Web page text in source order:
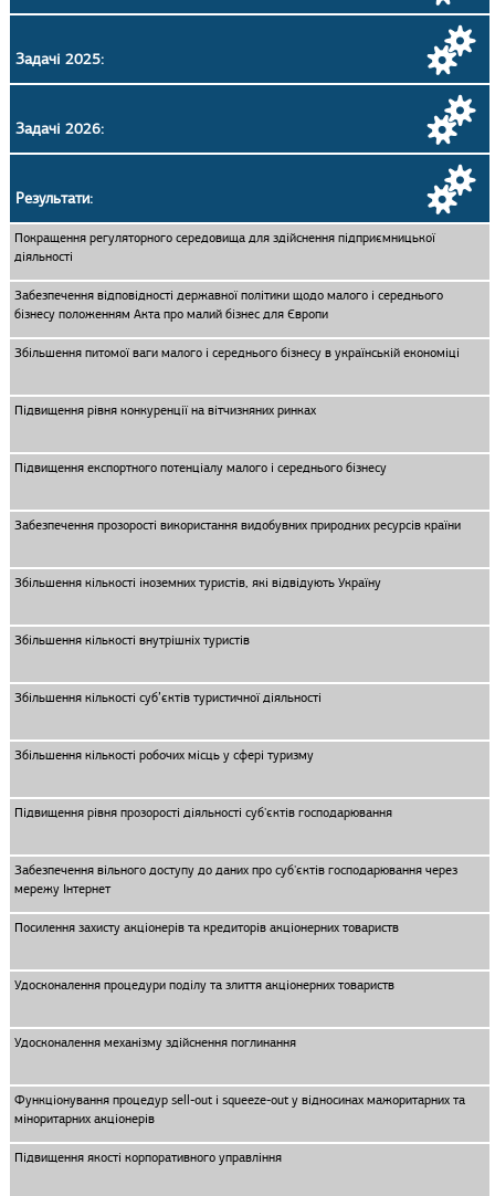
Задачі 2025:
Задачі 2026:
Результати:
Покращення регуляторного середовища для здійснення підприємницької
діяльності
Забезпечення відповідності державної політики щодо малого і середнього
бізнесу положенням Акта про малий бізнес для Європи
Збільшення питомої ваги малого і середнього бізнесу в українській економіці
Підвищення рівня конкуренції на вітчизняних ринках
Підвищення експортного потенціалу малого і середнього бізнесу
Забезпечення прозорості використання видобувних природних ресурсів країни
Збільшення кількості іноземних туристів, які відвідують Україну
Збільшення кількості внутрішніх туристів
Збільшення кількості суб’єктів туристичної діяльності
Збільшення кількості робочих місць у сфері туризму
Підвищення рівня прозорості діяльності суб'єктів господарювання
Забезпечення вільного доступу до даних про суб'єктів господарювання через
мережу Інтернет
Посилення захисту акціонерів та кредиторів акціонерних товариств
Удосконалення процедури поділу та злиття акціонерних товариств
Удосконалення механізму здійснення поглинання
Функціонування процедур sell-out і squeeze-out у відносинах мажоритарних та
міноритарних акціонерів
Підвищення якості корпоративного управління